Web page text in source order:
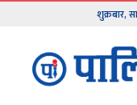
शुक्रबार,
मुख्य
समाचार